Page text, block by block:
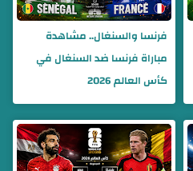
فرنسا والسنغال.. مشاهدة
مباراة فرنسا ضد السنغال في
كأس العالم 2026